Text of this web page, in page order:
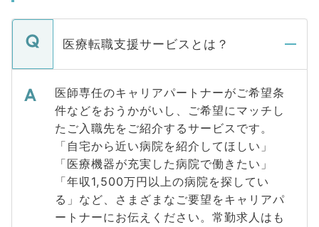
医療転職支援サービスとは？
医師専任のキャリアパートナーがご希望条
件などをおうかがいし、ご希望にマッチし
たご入職先をご紹介するサービスです。
「自宅から近い病院を紹介してほしい」
「医療機器が充実した病院で働きたい」
「年収1,500万円以上の病院を探してい
る」など、さまざまなご要望をキャリアパ
ートナーにお伝えください。常勤求人はも